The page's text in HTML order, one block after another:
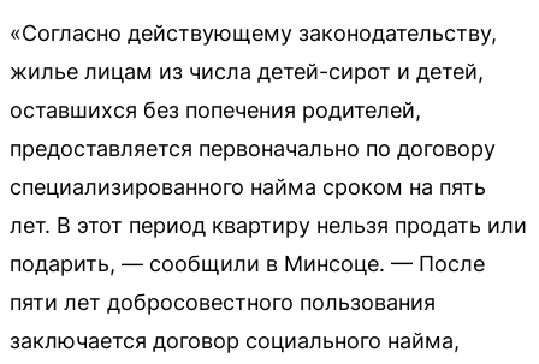
«Согласно действующему законодательству,
жилье лицам из числа детей-сирот и детей,
оставшихся без попечения родителей,
предоставляется первоначально по договору
специализированного найма сроком на пять
лет. В этот период квартиру нельзя продать или
подарить, — сообщили в Минсоце. — После
пяти лет добросовестного пользования
заключается договор социального найма,